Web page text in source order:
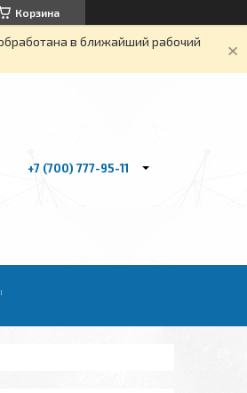
Корзина
в ближайший рабочий
+7 (700) 777-95-11